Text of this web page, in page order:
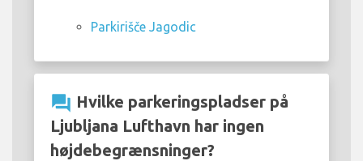
Parkirišče Jagodic
question_answer Hvilke parkeringspladser på
Ljubljana Lufthavn har ingen
højdebegrænsninger?